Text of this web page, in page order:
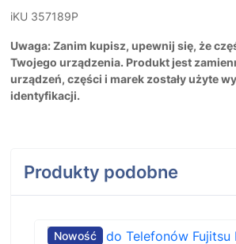
iKU 357189P
Uwaga: Zanim kupisz, upewnij się, że
Twojego urządzenia. Produkt jest
urządzeń, części i marek zostały użyte
identyfikacji.
Produkty podobne
Nowość